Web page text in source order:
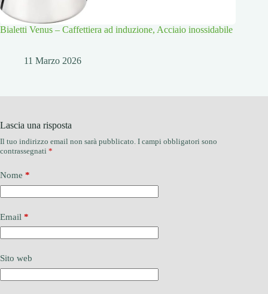
Bialetti Venus – Caffettiera ad induzione, Acciaio inossidabile
11 Marzo 2026
Lascia una risposta
Il tuo indirizzo email non sarà pubblicato. I campi obbligatori sono
contrassegnati *
Nome *
Email *
Sito web